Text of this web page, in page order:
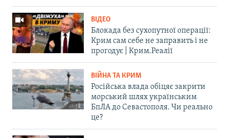
ВІДЕО
Блокада без сухопутної операції:
Крим сам себе не заправить і не
прогодує | Крим.Реалії
ВІЙНА ТА КРИМ
Російська влада обіцяє закрити
морський шлях українським
БпЛА до Севастополя. Чи реально
це?